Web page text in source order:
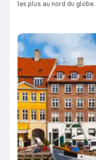
les plus au nord du globe.